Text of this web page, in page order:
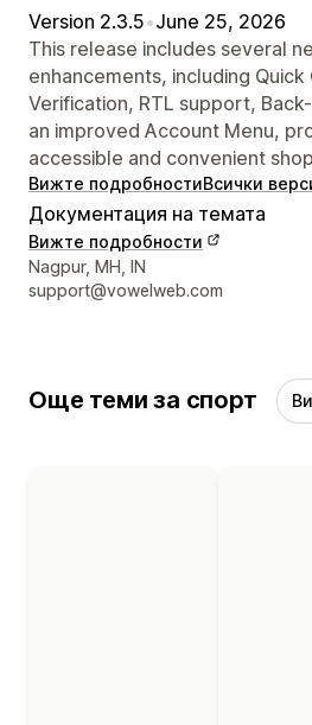
Version 2.3.5•June 25, 2026
This release includes several
enhancements, including Quick
Verification, RTL support,
an improved Account Menu,
accessible and convenient
Вижте подробностиВсички
Документация на темата
Вижте подробности
Данни за връзка с дизайнера
Nagpur, MH, IN
support@vowelweb.com
Още теми за спорт